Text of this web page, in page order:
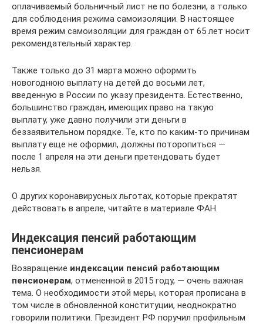
оплачиваемый больничный лист не по болезни, а только
для соблюдения режима самоизоляции. В настоящее
время режим самоизоляции для граждан от 65 лет носит
рекомендательный характер.
Также только до 31 марта можно оформить
новогоднюю выплату на детей до восьми лет,
введенную в России по указу президента. Естественно,
большинство граждан, имеющих право на такую
выплату, уже давно получили эти деньги в
беззаявительном порядке. Те, кто по каким-то причинам
выплату еще не оформил, должны поторопиться —
после 1 апреля на эти деньги претендовать будет
нельзя.
О других коронавирусных льготах, которые прекратят
действовать в апреле, читайте в материале ФАН.
Индексация пенсий работающим
пенсионерам
Возвращение индексации пенсий работающим
пенсионерам, отмененной в 2015 году, — очень важная
тема. О необходимости этой меры, которая прописана в
том числе в обновленной конституции, неоднократно
говорили политики. Президент РФ поручил профильным